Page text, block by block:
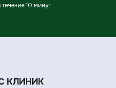
течение 10 минут
КЛИНИК